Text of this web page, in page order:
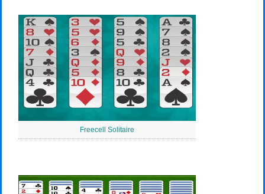
Freecell Solitaire